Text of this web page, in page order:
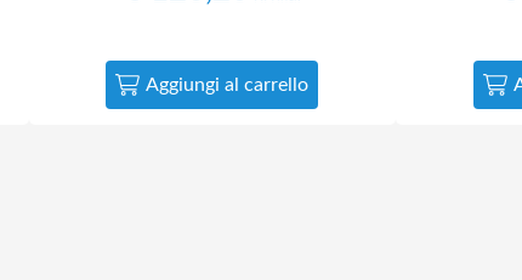
Aggiungi al carrello